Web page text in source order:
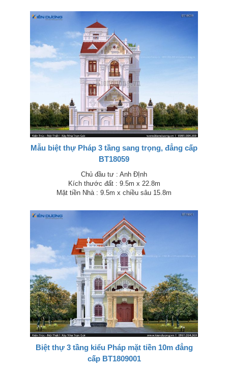
Mẫu biệt thự Pháp 3 tầng sang trọng, đẳng cấp
BT18059
Chủ đầu tư : Anh ĐỊnh
Kích thước đất : 9.5m x 22.8m
Mặt tiền Nhà : 9.5m x chiều sâu 15.8m
Biệt thự 3 tầng kiểu Pháp mặt tiền 10m đẳng
cấp BT1809001